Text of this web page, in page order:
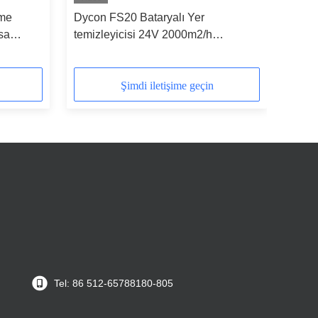
Dycon FS20 Bataryalı Yer
temizleyicisi 24V 2000m2/h
Şimdi iletişime geçin
Tel: 86 512-65788180-805